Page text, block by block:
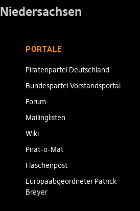
PORTALE
Piratenpartei Deutschland
Bundespartei Vorstandsportal
Forum
Mailinglisten
Wiki
Pirat-o-Mat
Flaschenpost
Europaabgeordneter Patrick
Breyer